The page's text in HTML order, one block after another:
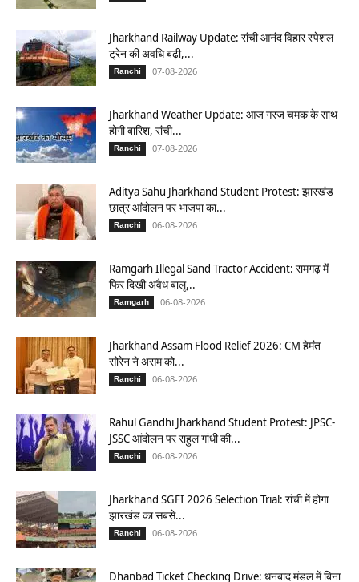
Jharkhand Railway Update: रांची आनंद विहार स्पेशल
ट्रेन की अवधि बढ़ी,...
Ranchi 07-08-2026
Jharkhand Weather Update: आज गरज चमक के साथ
होगी बारिश, रांची...
Ranchi 07-08-2026
Aditya Sahu Jharkhand Student Protest: झारखंड
छात्र आंदोलन पर भाजपा का...
Ranchi 06-08-2026
Ramgarh Illegal Sand Tractor Accident: रामगढ़ में
फिर दिखी अवैध बालू...
Ramgarh 06-08-2026
Jharkhand Assam Flood Relief 2026: CM हेमंत
सोरेन ने असम को...
Ranchi 06-08-2026
Rahul Gandhi Jharkhand Student Protest: JPSC-
JSSC आंदोलन पर राहुल गांधी की...
Ranchi 06-08-2026
Jharkhand SGFI 2026 Selection Trial: रांची में होगा
झारखंड का सबसे...
Ranchi 06-08-2026
Dhanbad Ticket Checking Drive: धनबाद मंडल में बिना